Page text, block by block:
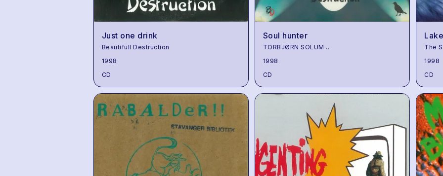
Just one drink
Beautifull Destruction
1998
CD
Soul hunter
TORBJØRN SOLUM ...
1998
CD
The
1998
CD